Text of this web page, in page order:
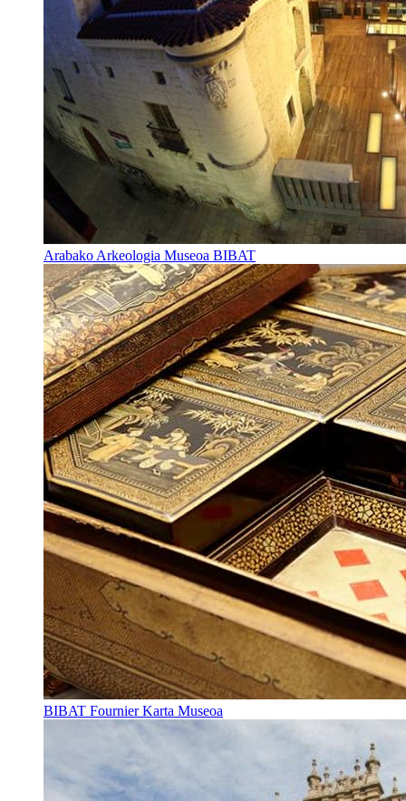
Arabako Arkeologia Museoa BIBAT
BIBAT Fournier Karta Museoa